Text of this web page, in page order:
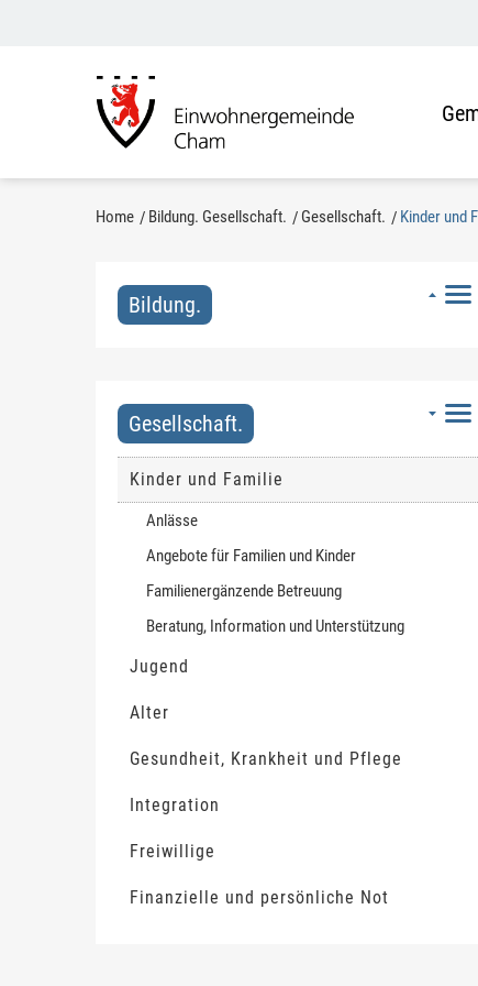
Home Bildung. Gesellschaft. Gesellschaft. Kinder und
Bildung.
Gesellschaft.
Kinder und Familie
Anlässe
Angebote für Familien und Kinder
Familienergänzende Betreuung
Beratung, Information und Unterstützung
Jugend
Alter
Gesundheit, Krankheit und Pflege
Integration
Freiwillige
Finanzielle und persönliche Not